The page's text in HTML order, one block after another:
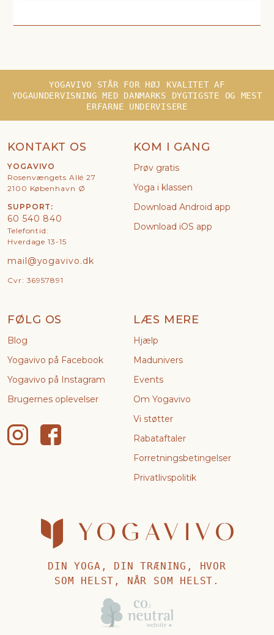
YOGAVIVO STÅR FOR HØJ KVALITET AF
YOGAUNDERVISNING MED DANMARKS DYGTIGSTE OG MEST
ERFARNE UNDERVISERE
KOM I GANG
Prøv gratis
Yoga i klassen
Download Android app
Download iOS app
FØLG OS
Blog
Yogavivo på Facebook
Yogavivo på Instagram
Brugernes oplevelser
LÆS MERE
Hjælp
Madunivers
Events
Om Yogavivo
Vi støtter
Rabataftaler
Forretningsbetingelser
Privatlivspolitik
KONTAKT OS
YOGAVIVO
Rosenvængets Allé 27
2100 København Ø
SUPPORT:
60 540 840
Telefontid:
Hverdage 13-15
mail@yogavivo.dk
Cvr: 36957891
DIN YOGA, DIN TRÆNING, HVOR
SOM HELST, NÅR SOM HELST.